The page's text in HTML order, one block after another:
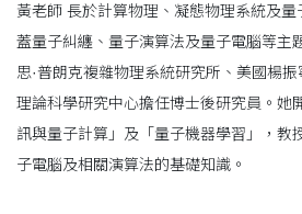
黃老師 長於計算物理、凝態物理系統及
蓋量子糾纏、量子演算法及量子電腦等主
思·普朗克複雜物理系統研究所、美國楊
理論科學研究中心擔任博士後研究員。​她
訊與量子計算」及「量子機器學習」，教
子電腦及相關演算法的基礎知識。